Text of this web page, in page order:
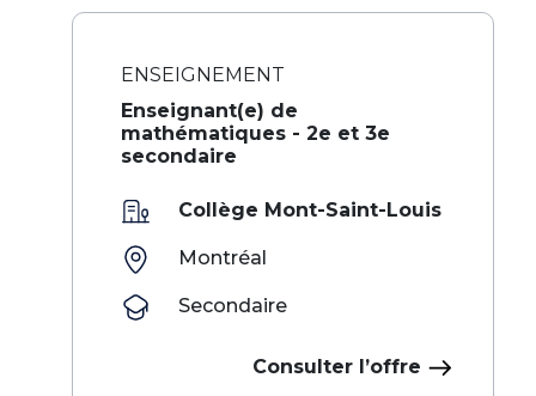
ENSEIGNEMENT
Enseignant(e) de
mathématiques - 2e et 3e
secondaire
Collège Mont-Saint-Louis
Montréal
Secondaire
Consulter l’offre